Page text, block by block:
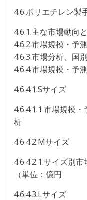
4.6.ポリエチレン製
4.6.1.主な市場動向
4.6.2.市場規模・予
4.6.3.市場分析、国別
4.6.4.市場規模・予
4.6.4.1.Sサイズ
4.6.4.1.1.市場規模
析
4.6.4.2.Mサイズ
4.6.4.2.1.サイズ別
（単位：億円
4.6.4.3.Lサイズ